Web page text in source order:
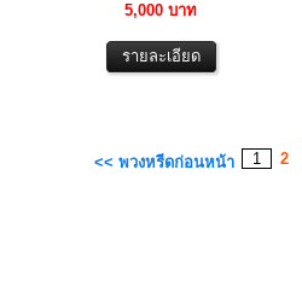
5,000 บาท
<< พวงหรีดก่อนหน้า 1 2